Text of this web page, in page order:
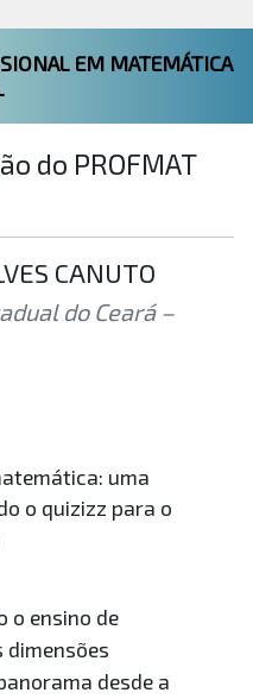
EM MATEMÁTICA
do PROFMAT
CANUTO
do Ceará –
uma
o quizizz para o
o ensino de
dimensões
desde a